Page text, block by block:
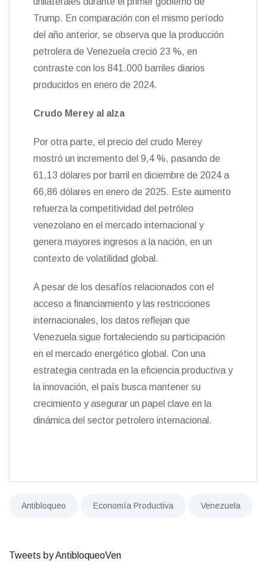
Trump. En comparación con el mismo período
del año anterior, se observa que la producción
petrolera de Venezuela creció 23 %, en
contraste con los 841.000 barriles diarios
producidos en enero de 2024.
Crudo Merey al alza
Por otra parte, el precio del crudo Merey
mostró un incremento del 9,4 %, pasando de
61,13 dólares por barril en diciembre de 2024 a
66,86 dólares en enero de 2025. Este aumento
refuerza la competitividad del petróleo
venezolano en el mercado internacional y
genera mayores ingresos a la nación, en un
contexto de volatilidad global.
A pesar de los desafíos relacionados con el
acceso a financiamiento y las restricciones
internacionales, los datos reflejan que
Venezuela sigue fortaleciendo su participación
en el mercado energético global. Con una
estrategia centrada en la eficiencia productiva y
la innovación, el país busca mantener su
crecimiento y asegurar un papel clave en la
dinámica del sector petrolero internacional.
Antibloqueo Economía Productiva Venezuela
Tweets by AntibloqueoVen